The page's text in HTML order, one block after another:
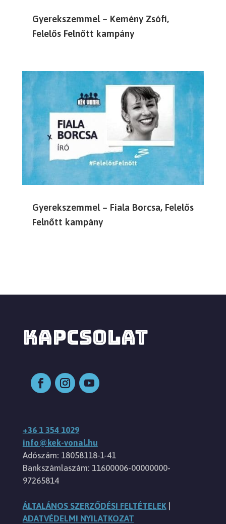
Gyerekszemmel – Kemény Zsófi,
Felelős Felnőtt kampány
Gyerekszemmel – Fiala Borcsa, Felelős
Felnőtt kampány
KAPCSOLAT
+36 1 354 1029
info@kek-vonal.hu
Adószám: 18058118-1-41
Bankszámlaszám: 11600006-00000000-
97265814
ÁLTALÁNOS SZERZŐDÉSI FELTÉTELEK|
ADATVÉDELMI NYILATKOZAT